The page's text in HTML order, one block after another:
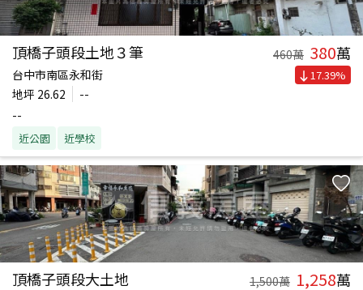
頂橋子頭段土地３筆 460萬 380萬
台中市南區永和街
地坪 26.62
--
--
近公園 近學校
17.39%
頂橋子頭段大土地 1,500萬 1,258萬